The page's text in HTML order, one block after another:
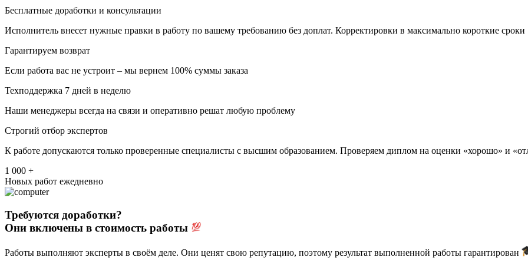
Бесплатные доработки и консультации
Исполнитель внесет нужные правки в работу по вашему требованию без доплат. Корректировки в максимально короткие сроки
Гарантируем возврат
Если работа вас не устроит – мы вернем 100% суммы заказа
Техподдержка 7 дней в неделю
Наши менеджеры всегда на связи и оперативно решат любую проблему
Строгий отбор экспертов
К работе допускаются только проверенные специалисты с высшим образованием. Проверяем диплом на оценки «хорошо» и
1 000 +
Новых работ ежедневно
Требуются доработки?
Они включены в стоимость работы
Работы выполняют эксперты в своём деле. Они ценят свою репутацию, поэтому результат выполненной работы гарантирован